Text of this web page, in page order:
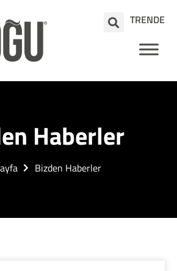
TRENDE
Haberler
Bizden Haberler